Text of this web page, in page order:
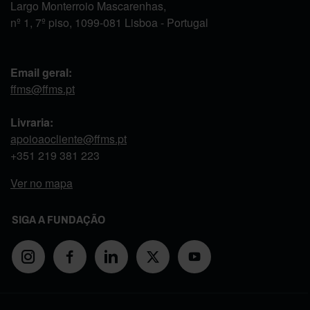
Largo Monterroio Mascarenhas,
nº 1, 7º piso, 1099-081 Lisboa - Portugal
Email geral:
ffms@ffms.pt
Livraria:
apoioaocliente@ffms.pt
+351 219 381 223
Ver no mapa
SIGA A FUNDAÇÃO